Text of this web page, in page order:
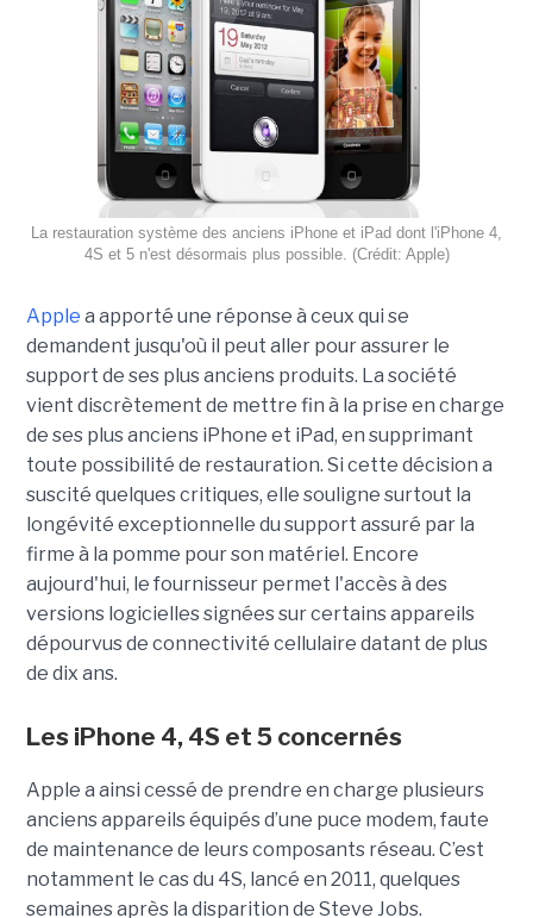
La restauration système des anciens iPhone et iPad dont l'iPhone 4,
4S et 5 n'est désormais plus possible. (Crédit: Apple)
Apple a apporté une réponse à ceux qui se
demandent jusqu'où il peut aller pour assurer le
support de ses plus anciens produits. La société
vient discrètement de mettre fin à la prise en charge
de ses plus anciens iPhone et iPad, en supprimant
toute possibilité de restauration. Si cette décision a
suscité quelques critiques, elle souligne surtout la
longévité exceptionnelle du support assuré par la
firme à la pomme pour son matériel. Encore
aujourd'hui, le fournisseur permet l'accès à des
versions logicielles signées sur certains appareils
dépourvus de connectivité cellulaire datant de plus
de dix ans.
Les iPhone 4, 4S et 5 concernés
Apple a ainsi cessé de prendre en charge plusieurs
anciens appareils équipés d’une puce modem, faute
de maintenance de leurs composants réseau. C’est
notamment le cas du 4S, lancé en 2011, quelques
semaines après la disparition de Steve Jobs.